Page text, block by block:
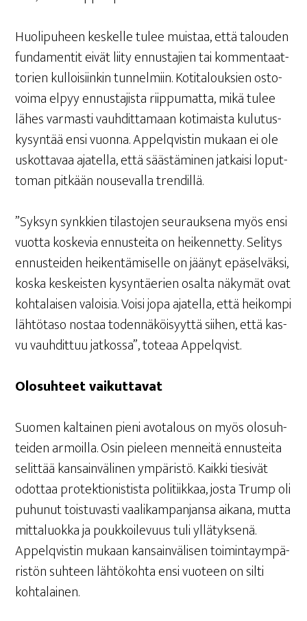
Huo­li­pu­heen kes­kel­le tulee muis­taa, että talou­den
fun­da­men­tit eivät lii­ty ennus­ta­jien tai kom­men­taat­
to­rien kul­loi­siin­kin tun­nel­miin. Koti­ta­louk­sien osto­
voi­ma elpyy ennus­ta­jis­ta riip­pu­mat­ta, mikä tulee
lähes var­mas­ti vauh­dit­ta­maan koti­mais­ta kulu­tus­
ky­syn­tää ensi vuon­na. Appel­qvis­tin mukaan ei ole
uskot­ta­vaa aja­tel­la, että sääs­tä­mi­nen jat­kai­si loput­
to­man pit­kään nouse­val­la trendillä.
”Syk­syn synk­kien tilas­to­jen seu­rauk­se­na myös ensi
vuot­ta kos­ke­via ennus­tei­ta on hei­ken­net­ty. Seli­tys
ennus­tei­den hei­ken­tä­mi­sel­le on jää­nyt epä­sel­väk­si,
kos­ka kes­keis­ten kysyn­täe­rien osal­ta näky­mät ovat
koh­ta­lai­sen valoi­sia. Voi­si jopa aja­tel­la, että hei­kom­pi
läh­tö­ta­so nos­taa toden­nä­köi­syyt­tä sii­hen, että kas­
vu vauh­dit­tuu jat­kos­sa”, tote­aa Appelqvist.
Olo­suh­teet vaikuttavat
Suo­men kal­tai­nen pie­ni avo­ta­lous on myös olo­suh­
tei­den armoil­la. Osin pie­leen men­nei­tä ennus­tei­ta
selit­tää kan­sain­vä­li­nen ympä­ris­tö. Kaik­ki tie­si­vät
odot­taa pro­tek­tio­nis­tis­ta poli­tiik­kaa, jos­ta Trump oli
puhu­nut tois­tu­vas­ti vaa­li­kam­pan­jan­sa aika­na, mut­ta
mit­ta­luok­ka ja pouk­koi­le­vuus tuli yllä­tyk­se­nä.
Appel­qvis­tin mukaan kan­sain­vä­li­sen toi­min­taym­pä­
ris­tön suh­teen läh­tö­koh­ta ensi vuo­teen on sil­ti
kohtalainen.